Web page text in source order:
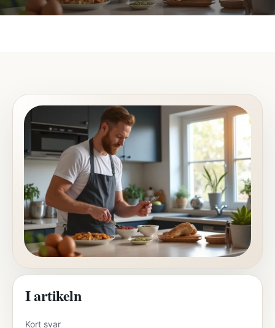
I artikeln
Kort svar